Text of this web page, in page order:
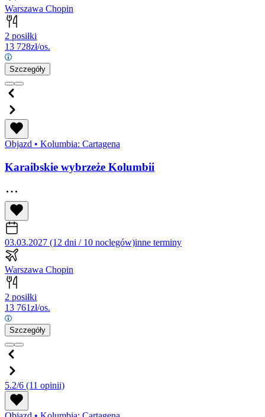
Warszawa Chopin
2 posiłki
13 728zł/os.
Szczegóły
Objazd • Kolumbia: Cartagena
Karaibskie wybrzeże Kolumbii
03.03.2027 (12 dni / 10 noclegów)inne terminy
Warszawa Chopin
2 posiłki
13 761zł/os.
Szczegóły
5.2/6 (11 opinii)